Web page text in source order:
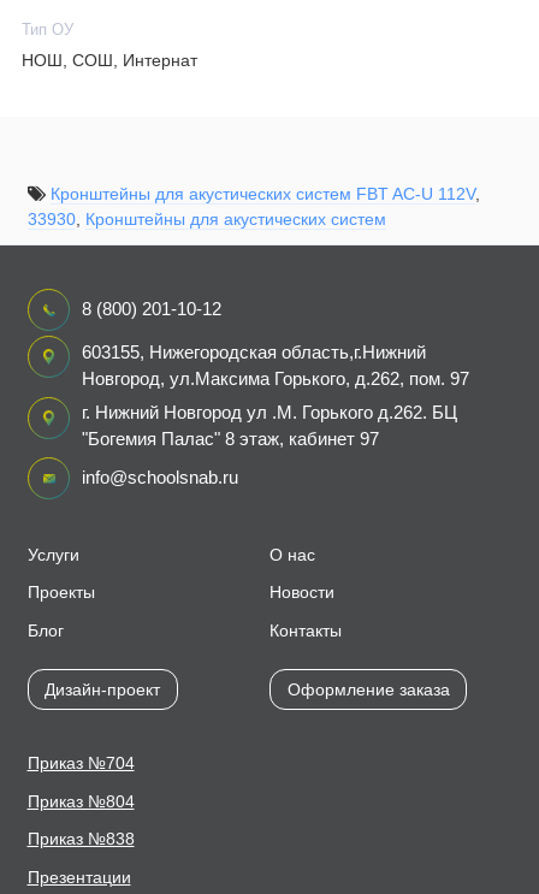
Тип ОУ
НОШ, СОШ, Интернат
Кронштейны для акустических систем FBT AC-U 112V,
33930, Кронштейны для акустических систем
Услуги
Проекты
Блог
Дизайн-проект
О нас
Новости
Контакты
Оформление заказа
Приказ №704
Приказ №804
Приказ №838
Презентации
8 (800) 201-10-12
603155, Нижегородская область,г.Нижний
Новгород, ул.Максима Горького, д.262, пом. 97
г. Нижний Новгород ул .М. Горького д.262. БЦ
"Богемия Палас" 8 этаж, кабинет 97
info@schoolsnab.ru